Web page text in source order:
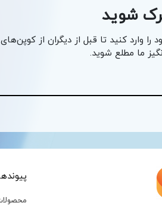
شوید
را وارد کنید تا قبل از دیگران از کوپن‌های
ما مطلع شوید.